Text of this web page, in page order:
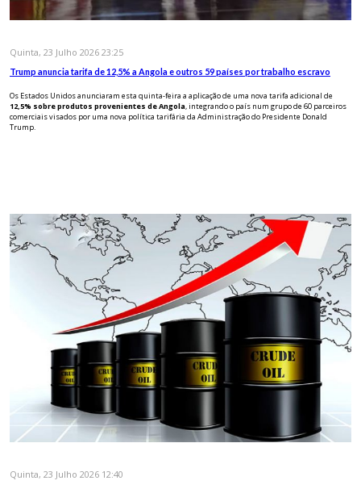
Quinta, 23 Julho 2026 23:25
Trump anuncia tarifa de 12,5% a Angola e outros 59 países por trabalho escravo
Os Estados Unidos anunciaram esta quinta-feira a aplicação de uma nova tarifa adicional de
12,5% sobre produtos provenientes de Angola, integrando o país num grupo de 60 parceiros
comerciais visados por uma nova política tarifária da Administração do Presidente Donald
Trump.
Quinta, 23 Julho 2026 12:40